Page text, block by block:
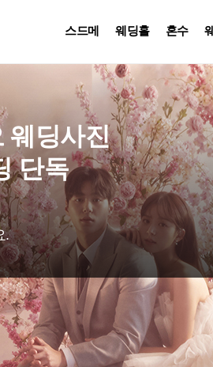
스드메 웨딩홀 혼수
웨딩사진
단독
.